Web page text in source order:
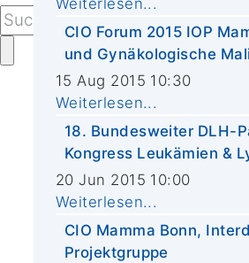
Weiterlesen...
CIO Forum 2015 IOP
und Gynäkologische
15 Aug 2015 10:30
Weiterlesen...
18. Bundesweiter DLH-
Kongress Leukämien &
20 Jun 2015 10:00
Weiterlesen...
CIO Mamma Bonn,
Projektgruppe